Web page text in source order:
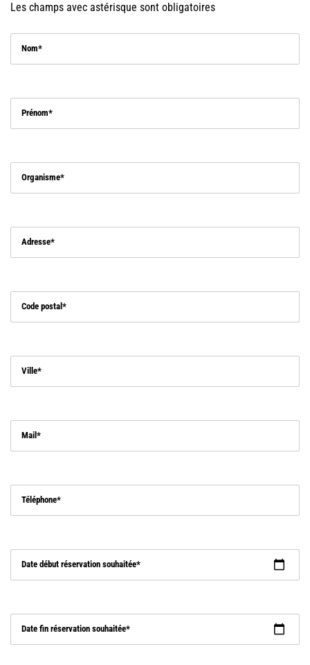
Les champs avec astérisque sont obligatoires
Nom
Prénom
Organisme
Adresse
Code postal
Ville
Mail
Téléphone
Date début réservation souhaitée
Date fin réservation souhaitée